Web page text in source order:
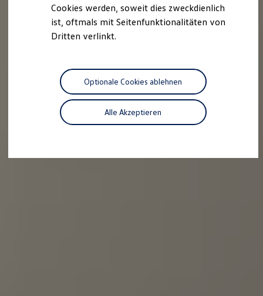
California Club
California Magazin & Ratgeber
Vanlife
California App
California Lifestyle & Zubehör
Übernachten im California
Unternehmen
Karriere
Nachhaltigkeit
Cookies werden, soweit dies zweckdienlich
ist, oftmals mit Seitenfunktionalitäten von
Dritten verlinkt.
Alle Akzeptieren
Optionale Cookies ablehnen